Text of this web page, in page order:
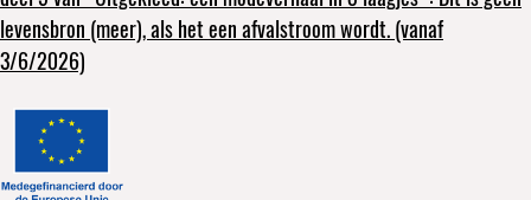
levensbron (meer), als het een afvalstroom wordt. (vanaf
3/6/2026)